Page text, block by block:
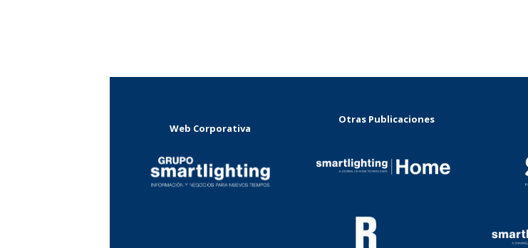
Web Corporativa
Otras Publicaciones